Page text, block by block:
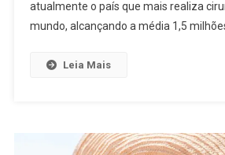
atualmente o país que mais realiza
mundo, alcançando a média 1,5
Leia Mais